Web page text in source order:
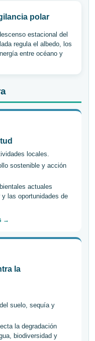
polar
estacional del
regula el albedo, los
entre océano y
locales.
sostenible y acción
actuales
las oportunidades de
→
la
suelo, sequía y
la degradación
biodiversidad y